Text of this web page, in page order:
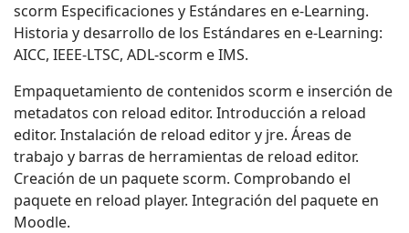
scorm Especificaciones y Estándares en e-Learning.
Historia y desarrollo de los Estándares en e-Learning:
AICC, IEEE-LTSC, ADL-scorm e IMS.
Empaquetamiento de contenidos scorm e inserción de
metadatos con reload editor. Introducción a reload
editor. Instalación de reload editor y jre. Áreas de
trabajo y barras de herramientas de reload editor.
Creación de un paquete scorm. Comprobando el
paquete en reload player. Integración del paquete en
Moodle.